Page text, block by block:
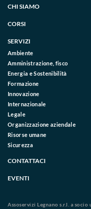
CHI SIAMO
CORSI
SERVIZI
Ambiente
Amministrazione, fisco
Energia e Sostenibilità
Formazione
Innovazione
Internazionale
Legale
Organizzazione aziendale
Risorse umane
Sicurezza
CONTATTACI
EVENTI
Assoservizi Legnano s.r.l. a